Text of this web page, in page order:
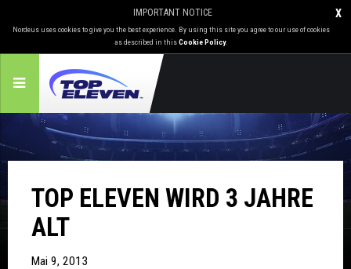
X
IMPORTANT NOTICE
Nordeus uses cookies to give you the best experience. By using this site you agree to our use of cookies
as described in thisCookie Policy.
TOP ELEVEN WIRD 3 JAHRE
ALT
Mai 9, 2013